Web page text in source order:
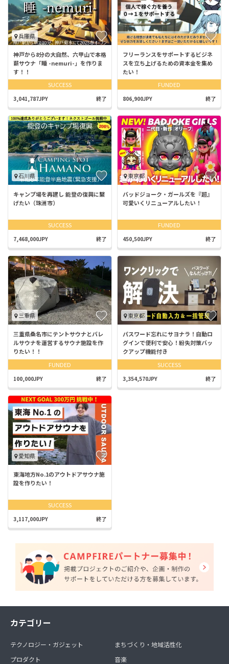
兵庫県
神戸から8分の大自然、六甲山で本格
薪サウナ「睡 -nemuri-」を作りま
す！！
SUCCESS
3,041,787JPY 終了
フリーランスをサポートするビジネ
スを立ち上げるための資本金を集め
たい！
FUNDED
806,900JPY 終了
石川県
キャンプ場を再建し 能登の復興に繋
げたい（珠洲市）
SUCCESS
7,468,000JPY 終了
東京都
バッドジョーク・ガールズを『超』
可愛いくリニューアルしたい！
FUNDED
450,500JPY 終了
三重県
三重県桑名市にテントサウナとバレ
ルサウナを運営するサウナ施設を作
りたい！！
FUNDED
100,000JPY 終了
東京都
パスワード忘れにサヨナラ！自動ロ
グインで便利で安心！紛失対策バッ
クアップ機能付き
SUCCESS
3,354,570JPY 終了
愛知県
東海地方No.1のアウトドアサウナ施
設を作りたい！
SUCCESS
3,117,000JPY 終了
カテゴリー
テクノロジー・ガジェット
プロダクト
まちづくり・地域活性化
音楽